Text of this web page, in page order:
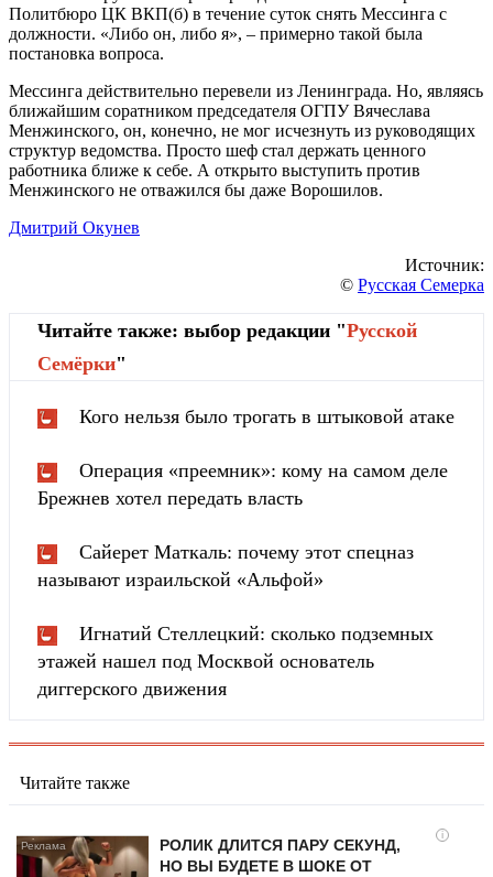
Политбюро ЦК ВКП(б) в течение суток снять Мессинга с
должности. «Либо он, либо я», – примерно такой была
постановка вопроса.
Мессинга действительно перевели из Ленинграда. Но, являясь
ближайшим соратником председателя ОГПУ Вячеслава
Менжинского, он, конечно, не мог исчезнуть из руководящих
структур ведомства. Просто шеф стал держать ценного
работника ближе к себе. А открыто выступить против
Менжинского не отважился бы даже Ворошилов.
Дмитрий Окунев
Источник:
© Русская Семерка
Читайте также: выбор редакции "Русской
Cемёрки"
Кого нельзя было трогать в штыковой атаке
Операция «преемник»: кому на самом деле
Брежнев хотел передать власть
Сайерет Маткаль: почему этот спецназ
называют израильской «Альфой»
Игнатий Стеллецкий: сколько подземных
этажей нашел под Москвой основатель
диггерского движения
Читайте также
i
РОЛИК ДЛИТСЯ ПАРУ СЕКУНД,
НО ВЫ БУДЕТЕ В ШОКЕ ОТ